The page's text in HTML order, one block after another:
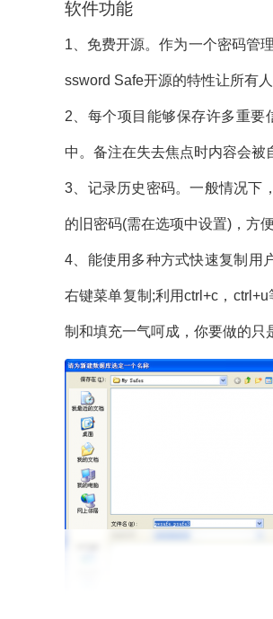
软件功能
1、免费开源。作为一个密码管
ssword Safe开源的特性让所有
2、每个项目能够保存许多重要
中。备注在失去焦点时内容会被
3、记录历史密码。一般情况下
的旧密码(需在选项中设置)，方
4、能使用多种方式快速复制用
右键菜单复制;利用ctrl+c，
制和填充一气呵成，你要做的只